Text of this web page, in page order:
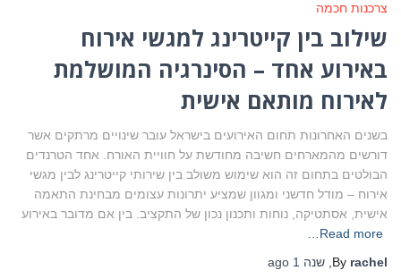
צרכנות חכמה
שילוב בין קייטרינג למגשי אירוח
באירוע אחד – הסינרגיה המושלמת
לאירוח מותאם אישית
בשנים האחרונות תחום האירועים בישראל עובר שינויים מרתקים אשר
דורשים מהמארחים חשיבה מחודשת על חוויית האורח. אחד הטרנדים
הבולטים בתחום זה הוא שימוש משולב בין שירותי קייטרינג לבין מגשי
אירוח – מודל חדשני ומגוון שמציע יתרונות עצומים מבחינת התאמה
אישית, אסתטיקה, נוחות ותכנון נכון של התקציב. בין אם מדובר באירוע
Read more…
By rachel שנה 1